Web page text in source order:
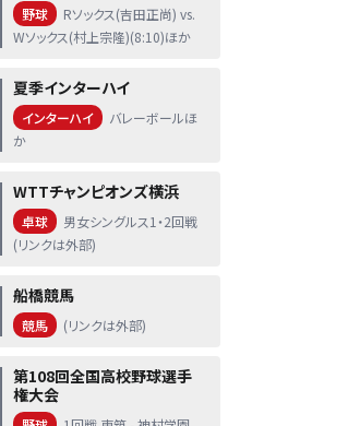
野球
Rソックス(吉田正尚) vs.
Wソックス(村上宗隆)(8:10)ほか
夏季インターハイ
インターハイ
バレーボールほ
か
WTTチャンピオンズ横浜
卓球
男女シングルス1・2回戦
(リンクは外部)
船橋競馬
競馬 (リンクは外部)
第108回全国高校野球選手
権大会